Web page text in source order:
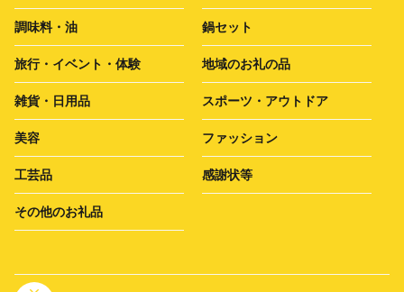
調味料・油 鍋セット
旅行・イベント・体験 地域のお礼の品
雑貨・日用品 スポーツ・アウトドア
美容 ファッション
工芸品 感謝状等
その他のお礼品